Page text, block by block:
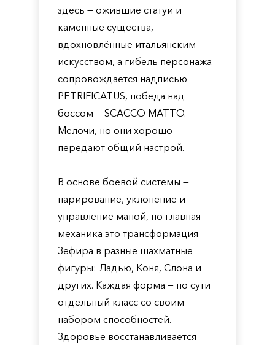
здесь — ожившие статуи и
каменные существа,
вдохновлённые итальянским
искусством, а гибель персонажа
сопровождается надписью
PETRIFICATUS, победа над
боссом — SCACCO MATTO.
Мелочи, но они хорошо
передают общий настрой.
В основе боевой системы —
парирование, уклонение и
управление маной, но главная
механика это трансформация
Зефира в разные шахматные
фигуры: Ладью, Коня, Слона и
других. Каждая форма — по сути
отдельный класс со своим
набором способностей.
Здоровье восстанавливается